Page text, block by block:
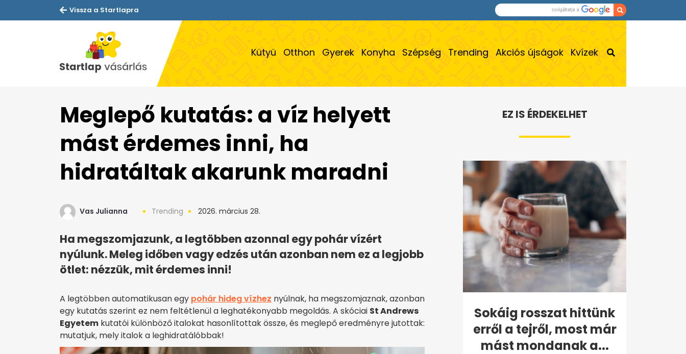
Vissza a Startlapra
Kütyü Otthon Gyerek Konyha Szépség Trending Akciós újságok Kvízek
Meglepő kutatás: a víz helyett
mást érdemes inni, ha
hidratáltak akarunk maradni
Vas Julianna Trending 2026. március 28.
Ha megszomjazunk, a legtöbben azonnal egy pohár vízért
nyúlunk. Meleg időben vagy edzés után azonban nem ez a legjobb
ötlet: nézzük, mit érdemes inni!
A legtöbben automatikusan egy pohár hideg vízhez nyúlnak, ha megszomjaznak, azonban
egy kutatás szerint ez nem feltétlenül a leghatékonyabb megoldás. A skóciai St Andrews
Egyetem kutatói különböző italokat hasonlítottak össze, és meglepő eredményre jutottak:
mutatjuk, mely italok a leghidratálóbbak!
EZ IS ÉRDEKELHET
Sokáig rosszat hittünk
erről a tejről, most már
mást mondanak a...